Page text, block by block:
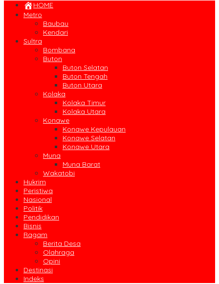
HOME
Metro
Baubau
Kendari
Sultra
Bombana
Buton
Buton Selatan
Buton Tengah
Buton Utara
Kolaka
Kolaka Timur
Kolaka Utara
Konawe
Konawe Kepulauan
Konawe Selatan
Konawe Utara
Muna
Muna Barat
Wakatobi
Hukrim
Peristiwa
Nasional
Politik
Pendidikan
Bisnis
Ragam
Berita Desa
Olahraga
Opini
Destinasi
Indeks